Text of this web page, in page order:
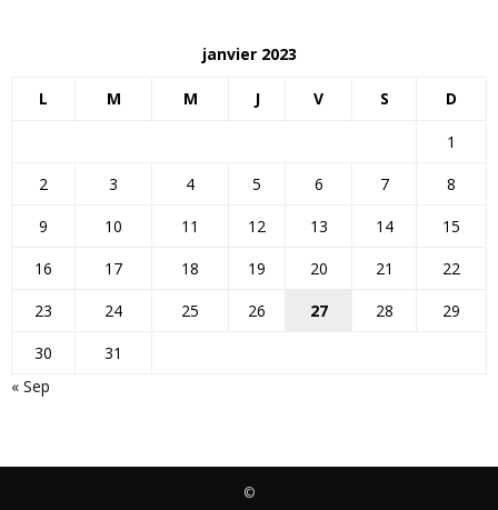
janvier 2023
L M M J V S D
1
2
3 4 5 6 7
8
9
10 11 12 13 14
15
16
17 18 19 20 21
22
23
24 25 26 27 28
29
30
31
« Sep
©